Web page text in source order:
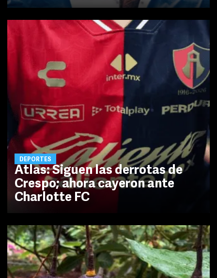
DEPORTES
Atlas: Siguen las derrotas de
Crespo; ahora cayeron ante
Charlotte FC